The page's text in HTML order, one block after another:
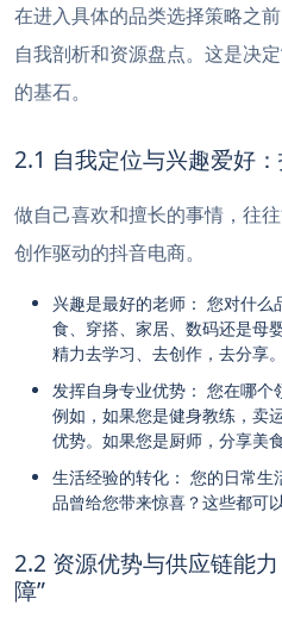
在进入具体的品类选择策略之
自我剖析和资源盘点。这是决
的基石。
2.1 自我定位与兴趣爱好：
做自己喜欢和擅长的事情，往
创作驱动的抖音电商。
兴趣是最好的老师： 您对什
食、穿搭、家居、数码还是母
精力去学习、去创作，去分享。
发挥自身专业优势： 您在哪个
例如，如果您是健身教练，卖
优势。如果您是厨师，分享美
生活经验的转化： 您的日常
品曾给您带来惊喜？这些都可
2.2 资源优势与供应链能
障”